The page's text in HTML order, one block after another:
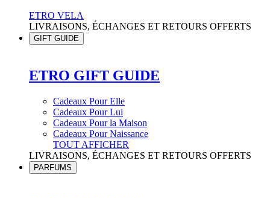
ETRO VELA
LIVRAISONS, ÉCHANGES ET RETOURS OFFERTS
GIFT GUIDE
ETRO GIFT GUIDE
Cadeaux Pour Elle
Cadeaux Pour Lui
Cadeaux Pour la Maison
Cadeaux Pour Naissance
TOUT AFFICHER
LIVRAISONS, ÉCHANGES ET RETOURS OFFERTS
PARFUMS